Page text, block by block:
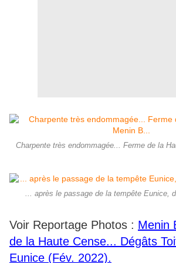
Charpente très endommagée... Ferme de la
... après le passage de la tempête Eunice,
Voir Reportage Photos : Menin
de la Haute Cense... Dégâts
Eunice (Fév. 2022).